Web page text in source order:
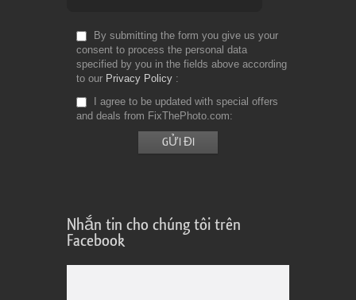
By submitting the form you give us your
consent to process the personal data
specified by you in the fields above according
to our Privacy Policy
I agree to be updated with special offers
and deals from FixThePhoto.com
Nhắn tin cho chúng tôi trên
Facebook